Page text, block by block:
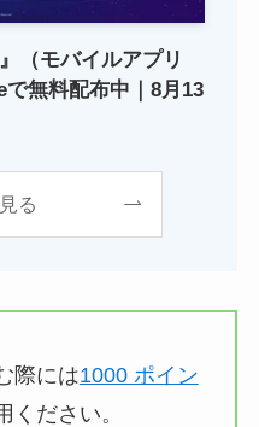
（モバイルアプリ
無料配布中｜8月13
る
際には1000 ポイン
ください。